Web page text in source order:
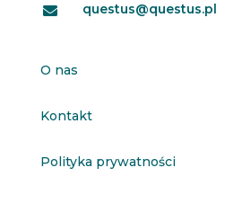
 questus@questus.pl
O nas
Kontakt
Polityka prywatności